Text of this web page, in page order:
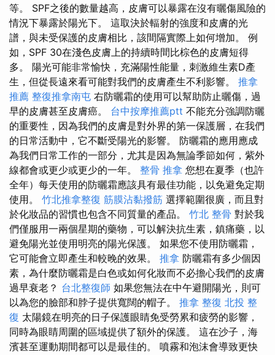
等。 SPF之後的數量越高，皮膚可以暴露在沒有曬傷風險的
情況下暴露於陽光下。 這取決於輻射的強度和皮膚的光
譜，與未受保護的皮膚相比，該間隔實際上如何增加。 例
如，SPF 30在淺色皮膚上的持續時間比棕色的皮膚短得
多。 陽光可能非常愉快，充滿陽性能量，刺激維生素D產
生，但從長遠來看可能對我們的皮膚產生不利影響。 推拿
推薦 整復推拿南屯 右防曬霜的使用可以幫助防止曬傷，過
早的皮膚甚至皮膚癌。 台中按摩推薦ptt 不能充分強調防曬
的重要性，因為我們的皮膚是對外界的第一保護層，在我們
的日常活動中，它不斷受陽光的影響。 防曬霜的應用應成
為我們日常工作的一部分，尤其是因為無論季節如何，紫外
線都會或更少或更少的一年。 整骨 推拿 您想在夏季（也許
全年）每天使用的防曬霜應該具有最佳功能，以免避免定期
使用。 竹北推拿整復 筋膜沾黏撥筋 選擇範圍很廣，而且對
於化妝品的習慣也包含不同質量的產品。 竹北 整骨 對於我
們僅服用一兩個星期的藥物，可以解決抗生素，鎮痛藥，以
避免陽光並使用明亮的陽光保護。 如果您不使用防曬霜，
它可能會立即產生和較晚的效果。 推拿 防曬霜有多少個因
素，為什麼防曬霜是白色或如何化妝而不必擔心我們的皮膚
過早衰老？ 台北整復師 如果您無法在中午避開陽光，則可
以為您的臉部和脖子提供寬闊的帽子。 推拿 整復 北投 整
復 太陽鏡在明亮的日子保護眼睛免受勞累和疲勞的影響，
同時為眼睛周圍的區域提供了額外的保護。 這在沙子，海
濱甚至運動期間都可以是最佳的。 噴霧和泡沫會導致更快